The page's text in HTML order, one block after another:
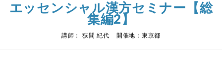
エッセンシャル漢方セミナー【総
集編2】
講師： 狭間 紀代 開催地：東京都